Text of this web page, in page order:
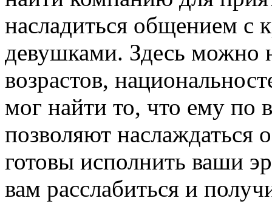
насладиться общением с
девушками. Здесь можно
возрастов,
мог найти то, что ему по
позволяют
готовы исполнить ваши
вам расслабиться и